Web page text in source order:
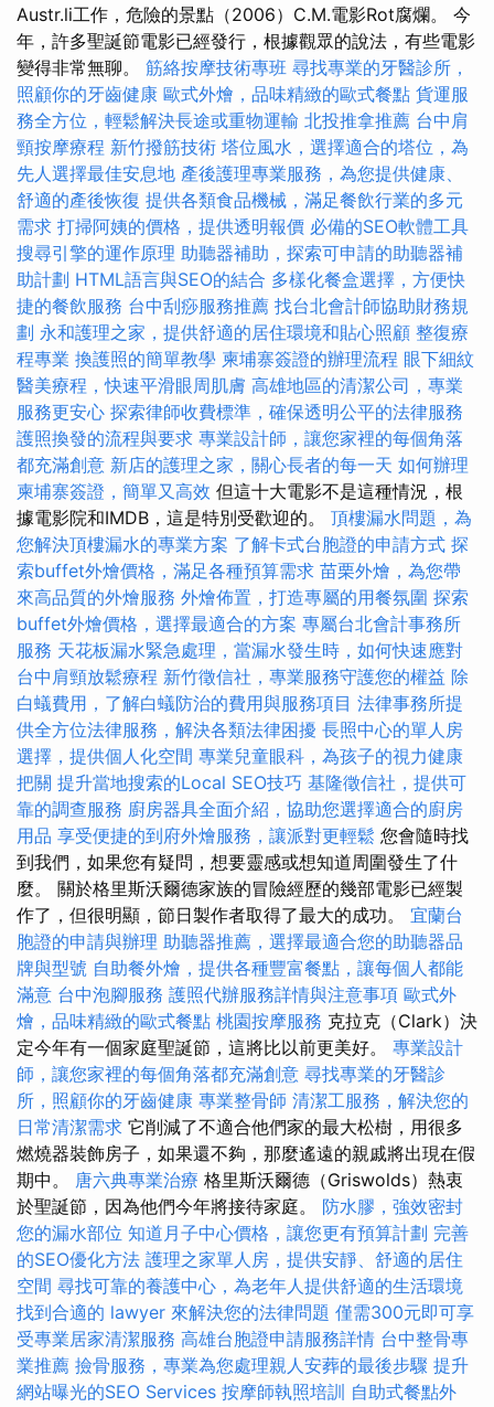
Austr.li工作，危險的景點（2006）C.M.電影Rot腐爛。 今
年，許多聖誕節電影已經發行，根據觀眾的說法，有些電影
變得非常無聊。 筋絡按摩技術專班 尋找專業的牙醫診所，
照顧你的牙齒健康 歐式外燴，品味精緻的歐式餐點 貨運服
務全方位，輕鬆解決長途或重物運輸 北投推拿推薦 台中肩
頸按摩療程 新竹撥筋技術 塔位風水，選擇適合的塔位，為
先人選擇最佳安息地 產後護理專業服務，為您提供健康、
舒適的產後恢復 提供各類食品機械，滿足餐飲行業的多元
需求 打掃阿姨的價格，提供透明報價 必備的SEO軟體工具
搜尋引擎的運作原理 助聽器補助，探索可申請的助聽器補
助計劃 HTML語言與SEO的結合 多樣化餐盒選擇，方便快
捷的餐飲服務 台中刮痧服務推薦 找台北會計師協助財務規
劃 永和護理之家，提供舒適的居住環境和貼心照顧 整復療
程專業 換護照的簡單教學 柬埔寨簽證的辦理流程 眼下細紋
醫美療程，快速平滑眼周肌膚 高雄地區的清潔公司，專業
服務更安心 探索律師收費標準，確保透明公平的法律服務
護照換發的流程與要求 專業設計師，讓您家裡的每個角落
都充滿創意 新店的護理之家，關心長者的每一天 如何辦理
柬埔寨簽證，簡單又高效 但這十大電影不是這種情況，根
據電影院和IMDB，這是特別受歡迎的。 頂樓漏水問題，為
您解決頂樓漏水的專業方案 了解卡式台胞證的申請方式 探
索buffet外燴價格，滿足各種預算需求 苗栗外燴，為您帶
來高品質的外燴服務 外燴佈置，打造專屬的用餐氛圍 探索
buffet外燴價格，選擇最適合的方案 專屬台北會計事務所
服務 天花板漏水緊急處理，當漏水發生時，如何快速應對
台中肩頸放鬆療程 新竹徵信社，專業服務守護您的權益 除
白蟻費用，了解白蟻防治的費用與服務項目 法律事務所提
供全方位法律服務，解決各類法律困擾 長照中心的單人房
選擇，提供個人化空間 專業兒童眼科，為孩子的視力健康
把關 提升當地搜索的Local SEO技巧 基隆徵信社，提供可
靠的調查服務 廚房器具全面介紹，協助您選擇適合的廚房
用品 享受便捷的到府外燴服務，讓派對更輕鬆 您會隨時找
到我們，如果您有疑問，想要靈感或想知道周圍發生了什
麼。 關於格里斯沃爾德家族的冒險經歷的幾部電影已經製
作了，但很明顯，節日製作者取得了最大的成功。 宜蘭台
胞證的申請與辦理 助聽器推薦，選擇最適合您的助聽器品
牌與型號 自助餐外燴，提供各種豐富餐點，讓每個人都能
滿意 台中泡腳服務 護照代辦服務詳情與注意事項 歐式外
燴，品味精緻的歐式餐點 桃園按摩服務 克拉克（Clark）決
定今年有一個家庭聖誕節，這將比以前更美好。 專業設計
師，讓您家裡的每個角落都充滿創意 尋找專業的牙醫診
所，照顧你的牙齒健康 專業整骨師 清潔工服務，解決您的
日常清潔需求 它削減了不適合他們家的最大松樹，用很多
燃燒器裝飾房子，如果還不夠，那麼遙遠的親戚將出現在假
期中。 唐六典專業治療 格里斯沃爾德（Griswolds）熱衷
於聖誕節，因為他們今年將接待家庭。 防水膠，強效密封
您的漏水部位 知道月子中心價格，讓您更有預算計劃 完善
的SEO優化方法 護理之家單人房，提供安靜、舒適的居住
空間 尋找可靠的養護中心，為老年人提供舒適的生活環境
找到合適的 lawyer 來解決您的法律問題 僅需300元即可享
受專業居家清潔服務 高雄台胞證申請服務詳情 台中整骨專
業推薦 撿骨服務，專業為您處理親人安葬的最後步驟 提升
網站曝光的SEO Services 按摩師執照培訓 自助式餐點外